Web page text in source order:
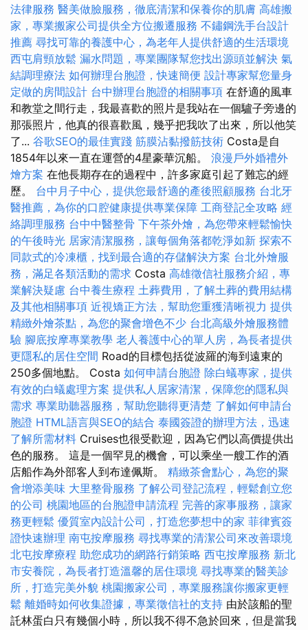
法律服務 醫美做臉服務，徹底清潔和保養你的肌膚 高雄搬
家，專業搬家公司提供全方位搬遷服務 不鏽鋼洗手台設計
推薦 尋找可靠的養護中心，為老年人提供舒適的生活環境
西屯肩頸放鬆 漏水問題，專業團隊幫您找出源頭並解決 氣
結調理療法 如何辦理台胞證，快速簡便 設計專家幫您量身
定做的房間設計 台中辦理台胞證的相關事項 在舒適的風車
和教堂之間行走，我最喜歡的照片是我站在一個驢子旁邊的
那張照片，他真的很喜歡風，幾乎把我吹了出來，所以他笑
了... 谷歌SEO的最佳實踐 筋膜沾黏撥筋技術 Costa是自
1854年以來一直在運營的4星豪華沉船。 浪漫戶外婚禮外
燴方案 在他長期存在的過程中，許多家庭引起了難忘的經
歷。 台中月子中心，提供您最舒適的產後照顧服務 台北牙
醫推薦，為你的口腔健康提供專業保障 工商登記全攻略 經
絡調理服務 台中中醫整骨 下午茶外燴，為您帶來輕鬆愉快
的午後時光 居家清潔服務，讓每個角落都乾淨如新 探索不
同款式的冷凍櫃，找到最合適的存儲解決方案 台北外燴服
務，滿足各類活動的需求 Costa 高雄徵信社服務介紹，專
業解決疑慮 台中養生療程 土葬費用，了解土葬的費用結構
及其他相關事項 近視矯正方法，幫助您重獲清晰視力 提供
精緻外燴茶點，為您的聚會增色不少 台北高級外燴服務體
驗 腳底按摩專業教學 老人養護中心的單人房，為長者提供
更隱私的居住空間 Road的目標包括從波羅的海到遠東的
250多個地點。 Costa 如何申請台胞證 除白蟻專家，提供
有效的白蟻處理方案 提供私人居家清潔，保障您的隱私與
需求 專業助聽器服務，幫助您聽得更清楚 了解如何申請台
胞證 HTML語言與SEO的結合 泰國簽證的辦理方法，迅速
了解所需材料 Cruises也很受歡迎，因為它們以高價提供出
色的服務。 這是一個罕見的機會，可以乘坐一艘工作的酒
店船作為外部客人到布達佩斯。 精緻茶會點心，為您的聚
會增添美味 大里整骨服務 了解公司登記流程，輕鬆創立您
的公司 桃園地區的台胞證申請流程 完善的家事服務，讓家
務更輕鬆 優質室內設計公司，打造您夢想中的家 菲律賓簽
證快速辦理 南屯按摩服務 尋找專業的清潔公司來改善環境
北屯按摩療程 助您成功的網路行銷策略 西屯按摩服務 新北
市安養院，為長者打造溫馨的居住環境 尋找專業的醫美診
所，打造完美外貌 桃園搬家公司，專業服務讓你搬家更輕
鬆 離婚時如何收集證據，專業徵信社的支持 由於該船的聖
託林蛋白只有幾個小時，所以我不得不急於回來，但是當我